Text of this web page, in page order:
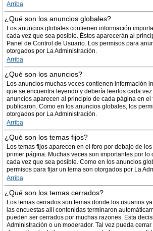
Arriba
¿Qué son los anuncios globales?
Los anuncios globales contienen información
cada vez que sea posible. Éstos aparecerán al
Panel de Control de Usuario. Los permisos para
otorgados por La Administración.
Arriba
¿Qué son los anuncios?
Los anuncios muchas veces contienen información
que se encuentra leyendo y debería leerlos cada
anuncios aparecen al principio de cada página en el
publicaron. Como en los anuncios globales, los
otorgados por La Administración.
Arriba
¿Qué son los temas fijos?
Los temas fijos aparecen en el foro por debajo de
primer página. Muchas veces son importantes por lo
cada vez que sea posible. Como en los anuncios
permisos para fijar un tema son otorgados por La
Arriba
¿Qué son los temas cerrados?
Los temas cerrados son temas donde los usuarios
las encuestas allí contenidas terminaron
pueden ser cerrados por muchas razones. Esta
Administración o un moderador. Tal vez pueda